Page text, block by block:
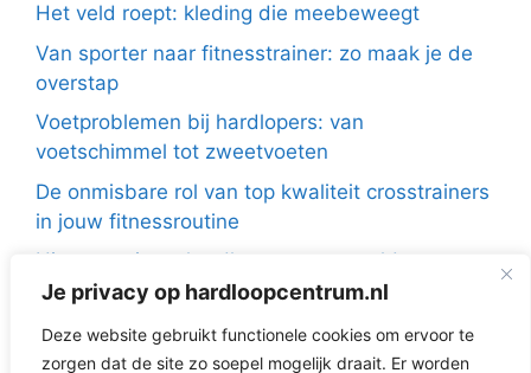
Je privacy op hardloopcentrum.nl
Deze website gebruikt functionele cookies om ervoor te
zorgen dat de site zo soepel mogelijk draait. Er worden
Het veld roept: kleding die meebeweegt
Van sporter naar fitnesstrainer: zo maak je de
overstap
Voetproblemen bij hardlopers: van
voetschimmel tot zweetvoeten
De onmisbare rol van top kwaliteit crosstrainers
in jouw fitnessroutine
Hier moet jouw hardloopvest aan voldoen
Herstellen na het hardlopen: zo zorg je goed
voor jezelf